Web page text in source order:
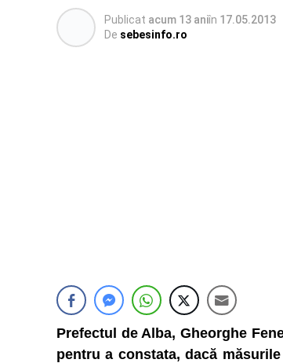
Publicat acum 13 aniîn 17.05.2013
De sebesinfo.ro
Prefectul de Alba, Gheorghe
pentru a constata, dacă